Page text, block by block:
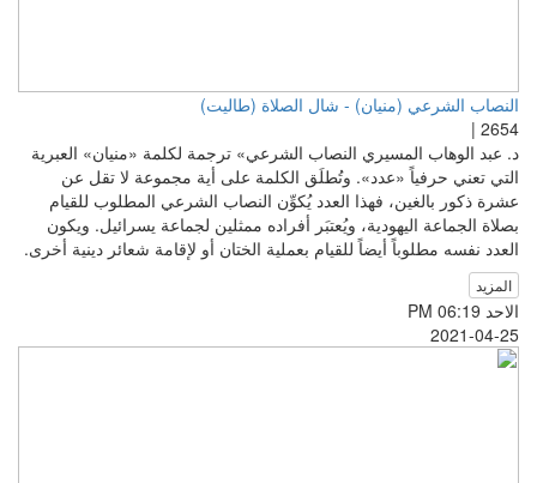
النصاب الشرعي (منيان) - شال الصلاة (طاليت)
2654 |
د. عبد الوهاب المسيري النصاب الشرعي» ترجمة لكلمة «منيان» العبرية
التي تعني حرفياً «عدد». وتُطلَق الكلمة على أية مجموعة لا تقل عن
عشرة ذكور بالغين، فهذا العدد يُكوِّن النصاب الشرعي المطلوب للقيام
بصلاة الجماعة اليهودية، ويُعتبَر أفراده ممثلين لجماعة يسرائيل. ويكون
العدد نفسه مطلوباً أيضاً للقيام بعملية الختان أو لإقامة شعائر دينية أخرى.
المزيد
الاحد PM 06:19
2021-04-25